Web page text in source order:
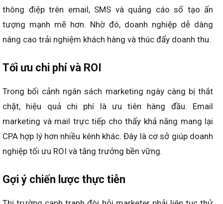
thông điệp trên email, SMS và quảng cáo số tạo ấn
tượng mạnh mẽ hơn. Nhờ đó, doanh nghiệp dễ dàng
nâng cao trải nghiệm khách hàng và thúc đẩy doanh thu.
Tối ưu chi phí và ROI
Trong bối cảnh ngân sách marketing ngày càng bị thắt
chặt, hiệu quả chi phí là ưu tiên hàng đầu. Email
marketing và mail trực tiếp cho thấy khả năng mang lại
CPA hợp lý hơn nhiều kênh khác. Đây là cơ sở giúp doanh
nghiệp tối ưu ROI và tăng trưởng bền vững.
Gợi ý chiến lược thực tiễn